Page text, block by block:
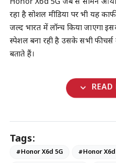
Honor X6d 5G जब से सामने आया
रहा है सोशल मीडिया पर भी यह
जल्द भारत में लॉन्च किया जाएगा
स्पेशल बना रही है उसके सभी
बताते हैं।
expand_more
Tags:
#Honor X6d 5G
#Honor